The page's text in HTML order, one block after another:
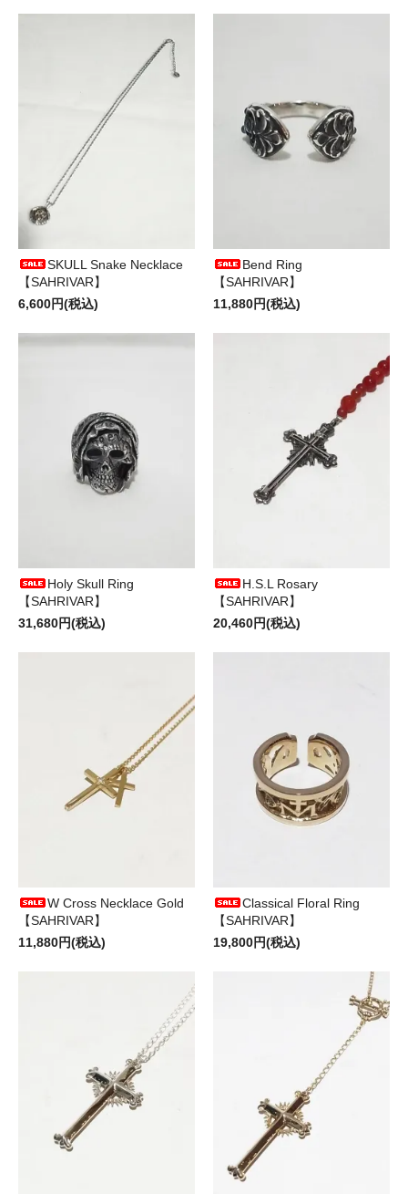
SKULL Snake Necklace
【SAHRIVAR】
6,600円(税込)
Bend Ring
【SAHRIVAR】
11,880円(税込)
Holy Skull Ring
【SAHRIVAR】
31,680円(税込)
H.S.L Rosary
【SAHRIVAR】
20,460円(税込)
W Cross Necklace Gold
【SAHRIVAR】
11,880円(税込)
Classical Floral Ring
【SAHRIVAR】
19,800円(税込)